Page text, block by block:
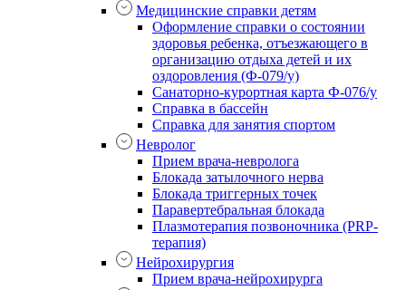
Медицинские справки детям
Оформление справки о состоянии
здоровья ребенка, отъезжающего в
организацию отдыха детей и их
оздоровления (Ф-079/у)
Санаторно-курортная карта Ф-076/у
Справка в бассейн
Справка для занятия спортом
Невролог
Прием врача-невролога
Блокада затылочного нерва
Блокада триггерных точек
Паравертебральная блокада
Плазмотерапия позвоночника (PRP-
терапия)
Нейрохирургия
Прием врача-нейрохирурга